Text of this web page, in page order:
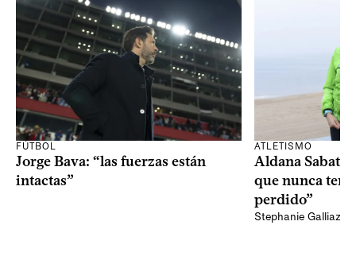
FÚTBOL
Jorge Bava: “las fuerzas están
intactas”
ATLETISMO
Aldana
que nunca
perdido”
Stephanie Galliazzi